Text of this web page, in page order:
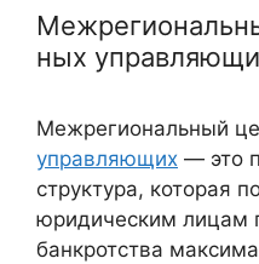
ных
Межрегиональный
управляющих — это
структура, которая
юридическим лицам
банкротства